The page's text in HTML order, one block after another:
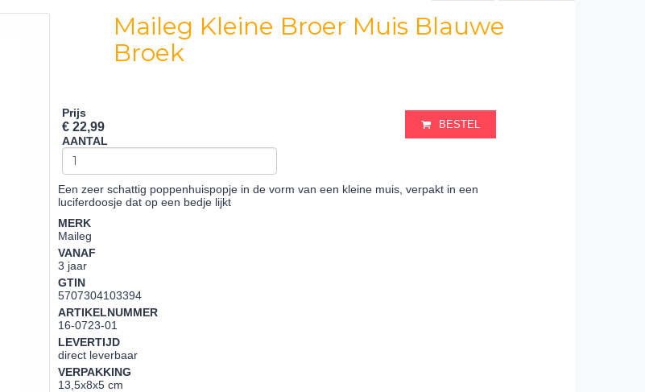
Maileg Kleine Broer Muis Blauwe
Broek
Prijs
€ 22,99
AANTAL
BESTEL
Een zeer schattig poppenhuispopje in de vorm van een kleine muis, verpakt in een
luciferdoosje dat op een bedje lijkt
MERK
Maileg
VANAF
3 jaar
GTIN
5707304103394
ARTIKELNUMMER
16-0723-01
LEVERTIJD
direct leverbaar
VERPAKKING
13,5x8x5 cm